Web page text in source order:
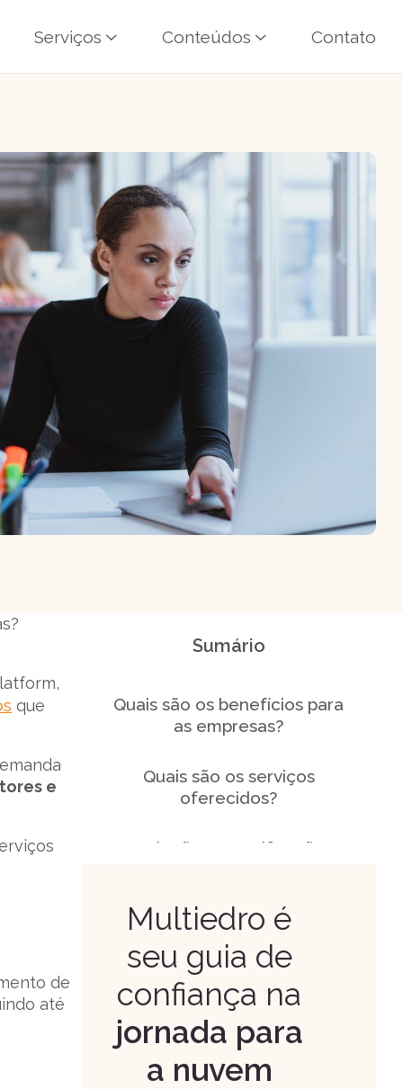
Serviços Conteúdos Contato
que
e
de
até
Sumário
Quais são os benefícios para
as empresas?
Quais são os serviços
oferecidos?
Quais são as certificações
Multiedro é
seu guia de
confiança na
jornada para
a nuvem